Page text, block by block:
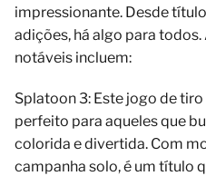
impressionante. Desde
adições, há algo para
notáveis incluem:
Splatoon 3: Este jogo de
perfeito para aqueles que
colorida e divertida. Com
campanha solo, é um título